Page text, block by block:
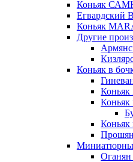
Коньяк
Егвардский
Коньяк
Другие
Коньяк в
Коньяк
Оганян